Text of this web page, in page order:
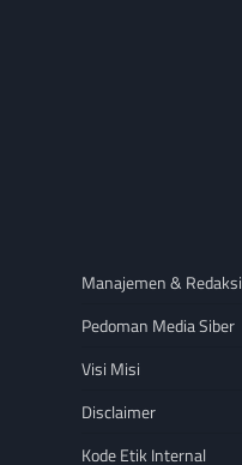
Manajemen & Redaksi
Pedoman Media Siber
Visi Misi
Disclaimer
Kode Etik Internal